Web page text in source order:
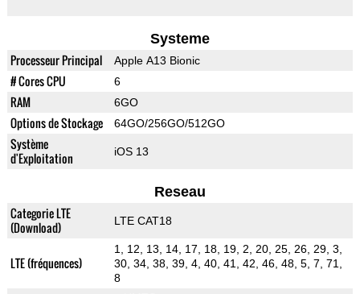
Systeme
Processeur Principal Apple A13 Bionic
# Cores CPU 6
RAM 6GO
Options de Stockage 64GO/256GO/512GO
Système
d'Exploitation
iOS 13
Reseau
Categorie LTE
(Download)
LTE CAT18
LTE (fréquences)
1, 12, 13, 14, 17, 18, 19, 2, 20, 25, 26, 29, 3,
30, 34, 38, 39, 4, 40, 41, 42, 46, 48, 5, 7, 71,
8